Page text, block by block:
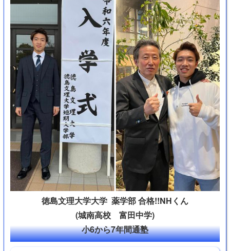
徳島文理大学大学 薬学部 合格!!NHくん
(城南高校 富田中学)
小6から7年間通塾